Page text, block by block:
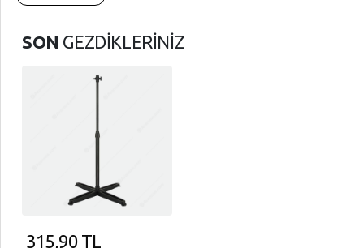
SON GEZDİKLERİNİZ
315,90TL